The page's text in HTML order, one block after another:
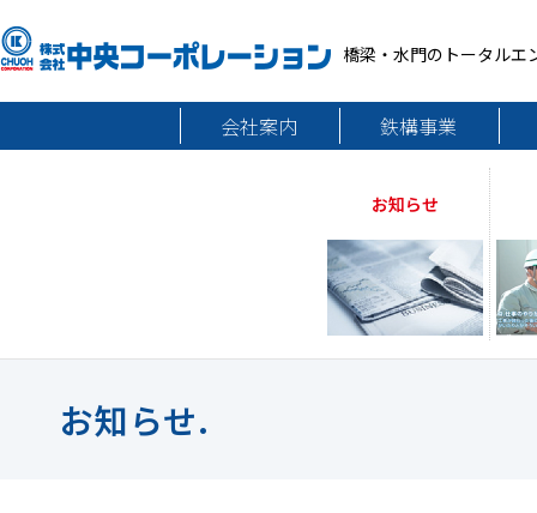
橋梁・水門のトータルエ
会社案内 鉄構事業
お知らせ
お知らせ.